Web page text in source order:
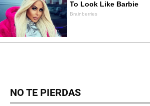
NO TE PIERDAS